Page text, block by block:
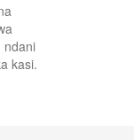
ndani
kasi.